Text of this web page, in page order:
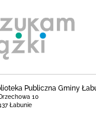
Publiczna Gminy
10
Łabunie